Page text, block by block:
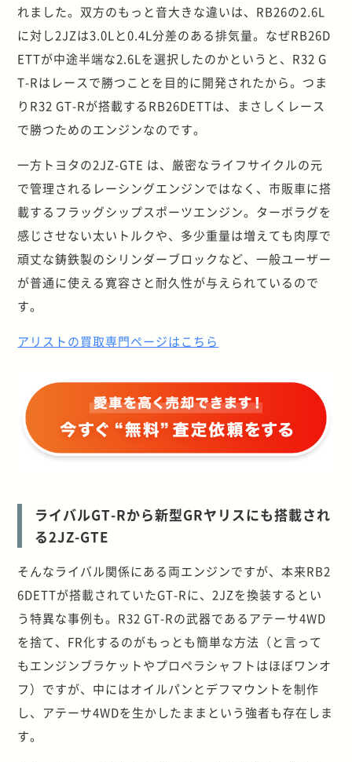
れました。双方のもっと音大きな違いは、RB26の2.6L
に対し2JZは3.0Lと0.4L分差のある排気量。なぜRB26D
ETTが中途半端な2.6Lを選択したのかというと、R32 G
T-Rはレースで勝つことを目的に開発されたから。つま
りR32 GT-Rが搭載するRB26DETTは、まさしくレース
で勝つためのエンジンなのです。
一方トヨタの2JZ-GTE は、厳密なライフサイクルの元
で管理されるレーシングエンジンではなく、市販車に搭
載するフラッグシップスポーツエンジン。ターボラグを
感じさせない太いトルクや、多少重量は増えても肉厚で
頑丈な鋳鉄製のシリンダーブロックなど、一般ユーザー
が普通に使える寛容さと耐久性が与えられているので
す。
アリストの買取専門ページはこちら
ライバルGT-Rから新型GRヤリスにも搭載され
る2JZ-GTE
そんなライバル関係にある両エンジンですが、本来RB2
6DETTが搭載されていたGT-Rに、2JZを換装するとい
う特異な事例も。R32 GT-Rの武器であるアテーサ4WD
を捨て、FR化するのがもっとも簡単な方法（と言って
もエンジンブラケットやプロペラシャフトはほぼワンオ
フ）ですが、中にはオイルパンとデフマウントを制作
し、アテーサ4WDを生かしたままという強者も存在しま
す。